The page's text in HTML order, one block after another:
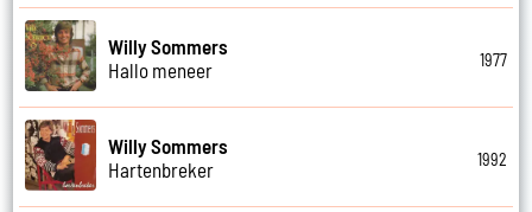
Willy Sommers
Hallo meneer
1977
Willy Sommers
Hartenbreker
1992